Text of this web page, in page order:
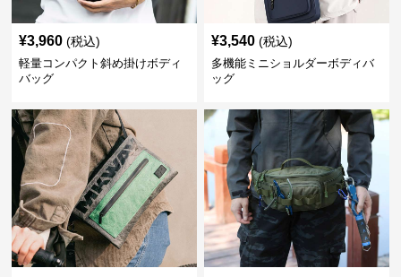
¥3,960 (税込)
軽量コンパクト斜め掛けボディ
バッグ
¥3,540 (税込)
多機能ミニショルダーボディバ
ッグ